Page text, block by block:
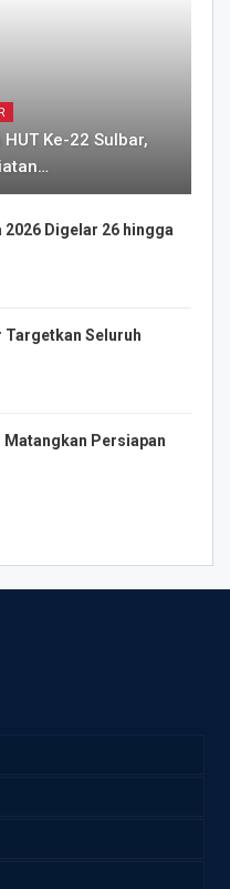
Ke-22 Sulbar,
2026 Digelar 26 hingga
Targetkan Seluruh
Matangkan Persiapan